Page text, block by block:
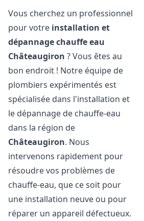
Vous cherchez un professionnel
pour votre installation et
dépannage chauffe eau
Châteaugiron ? Vous êtes au
bon endroit ! Notre équipe de
plombiers expérimentés est
spécialisée dans l'installation et
le dépannage de chauffe-eau
dans la région de
Châteaugiron. Nous
intervenons rapidement pour
résoudre vos problèmes de
chauffe-eau, que ce soit pour
une installation neuve ou pour
réparer un appareil défectueux.